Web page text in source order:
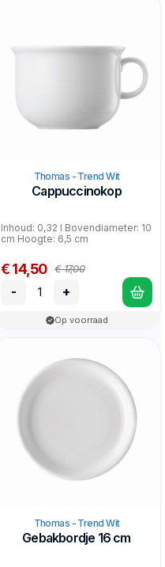
Thomas - Trend Wit
Cappuccinokop
Inhoud: 0,32 l Bovendiameter: 10
cm Hoogte: 6,5 cm
€ 14,50 € 17,00
- +
Op voorraad
Thomas - Trend Wit
Gebakbordje 16 cm